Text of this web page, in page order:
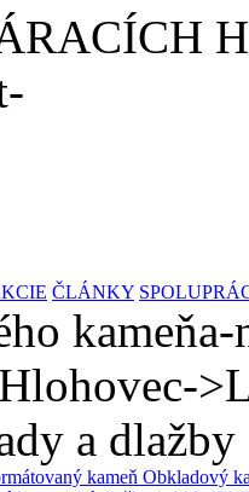
ČLÁNKY
a dlažby
kameň Obkladový